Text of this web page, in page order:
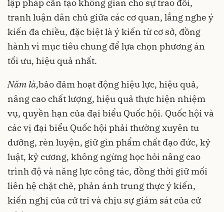
lập pháp cần tạo không gian cho sự trao đổi,
tranh luận dân chủ giữa các cơ quan, lắng nghe ý
kiến đa chiều, đặc biệt là ý kiến từ cơ sở, đồng
hành vì mục tiêu chung để lựa chọn phương án
tối ưu, hiệu quả nhất.
Năm là,bảo đảm hoạt động hiệu lực, hiệu quả,
nâng cao chất lượng, hiệu quả thực hiện nhiệm
vụ, quyền hạn của đại biểu Quốc hội. Quốc hội và
các vị đại biểu Quốc hội phải thường xuyên tu
dưỡng, rèn luyện, giữ gìn phẩm chất đạo đức, kỷ
luật, kỷ cương, không ngừng học hỏi nâng cao
trình độ và năng lực công tác, đồng thời giữ mối
liên hệ chặt chẽ, phản ánh trung thực ý kiến,
kiến nghị của cử tri và chịu sự giám sát của cử